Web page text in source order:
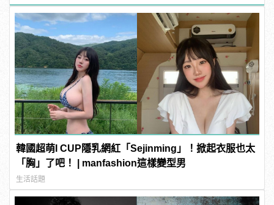
韓國超萌I CUP隱乳網紅「Sejinming」！掀起衣服也太
「胸」了吧！ | manfashion這樣變型男
生活話題